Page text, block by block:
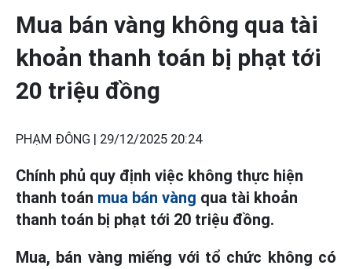
Mua bán vàng không qua tài
khoản thanh toán bị phạt tới
20 triệu đồng
PHẠM ĐÔNG | 29/12/2025 20:24
Chính phủ quy định việc không thực hiện
thanh toán mua bán vàng qua tài khoản
thanh toán bị phạt tới 20 triệu đồng.
Mua, bán vàng miếng với tổ chức không có